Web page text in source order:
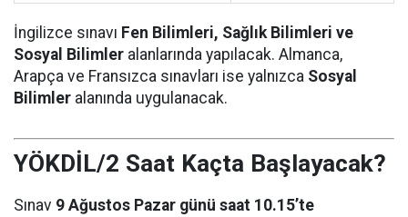
İngilizce sınavı Fen Bilimleri, Sağlık Bilimleri ve
Sosyal Bilimler alanlarında yapılacak. Almanca,
Arapça ve Fransızca sınavları ise yalnızca Sosyal
Bilimler alanında uygulanacak.
YÖKDİL/2 Saat Kaçta Başlayacak?
Sınav 9 Ağustos Pazar günü saat 10.15’te